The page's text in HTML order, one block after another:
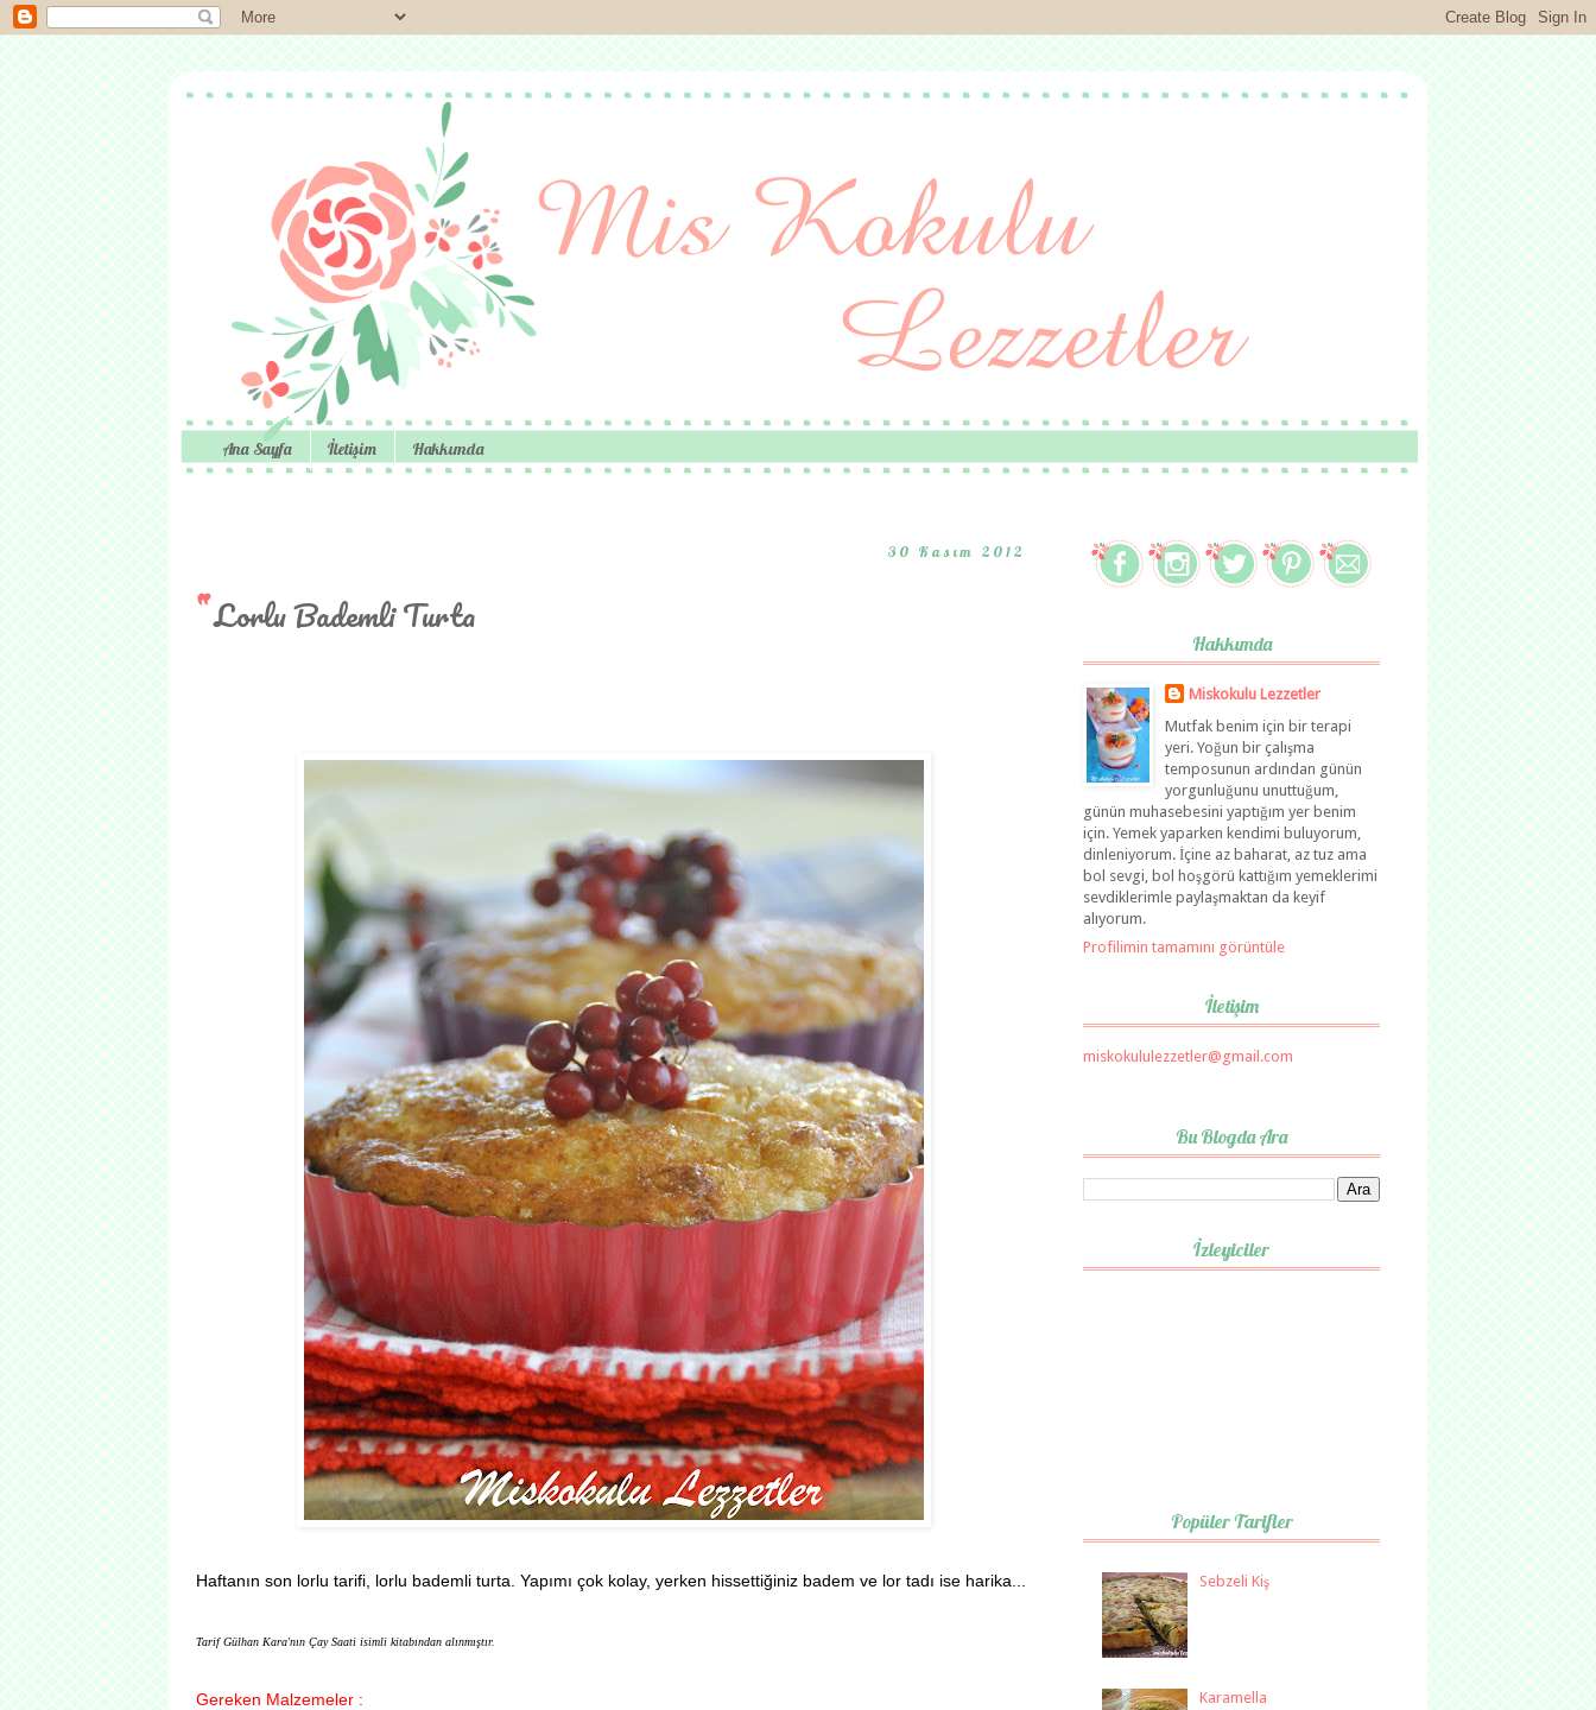
Ana Sayfa İletişim Hakkımda
30 Kasım 2012
Lorlu Bademli Turta
Haftanın son lorlu tarifi, lorlu bademli turta. Yapımı çok kolay, yerken hissettiğiniz badem ve lor tadı ise harika...
Tarif Gülhan Kara'nın Çay Saati isimli kitabından alınmıştır.
Gereken Malzemeler :
Hakkımda
Miskokulu Lezzetler
Mutfak benim için bir terapi
yeri. Yoğun bir çalışma
temposunun ardından günün
yorgunluğunu unuttuğum,
günün muhasebesini yaptığım yer benim
için. Yemek yaparken kendimi buluyorum,
dinleniyorum. İçine az baharat, az tuz ama
bol sevgi, bol hoşgörü kattığım yemeklerimi
sevdiklerimle paylaşmaktan da keyif
alıyorum.
Profilimin tamamını görüntüle
İletişim
miskokululezzetler@gmail.com
Bu Blogda Ara
İzleyiciler
Popüler Tarifler
Sebzeli Kiş
Karamella